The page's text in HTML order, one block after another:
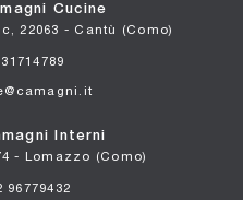
Cucine
22063 - Cantù (Como)
Interni
- Lomazzo (Como)
96779432